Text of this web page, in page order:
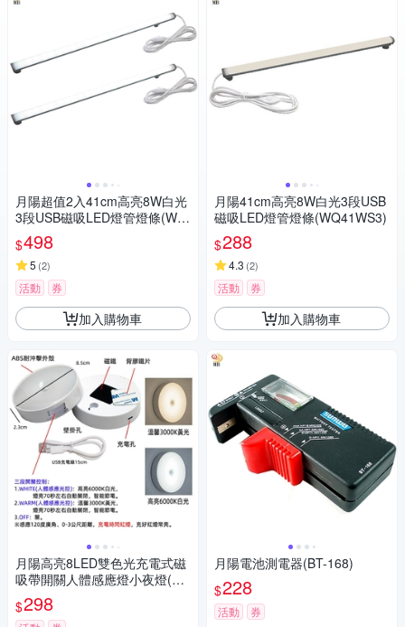
月陽超值2入41cm高亮8W白光
3段USB磁吸LED燈管燈條(WQ
41WS32)
$498
5 (2)
活動 券
加入購物車
月陽高亮8LED雙色光充電式磁
吸帶開關人體感應燈小夜燈(DL
85)
$298
月陽41cm高亮8W白光3段USB
磁吸LED燈管燈條(WQ41WS3)
$288
4.3 (2)
活動 券
加入購物車
月陽電池測電器(BT-168)
$228
活動 券